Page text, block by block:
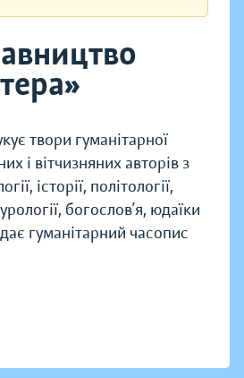
твори гуманітарної
і вітчизняних авторів з
історії, політології,
богослов’я, юдаїки
гуманітарний часопис